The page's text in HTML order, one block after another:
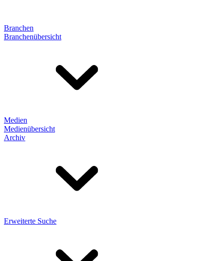
Branchen
Branchenübersicht
Medien
Medienübersicht
Archiv
Erweiterte Suche